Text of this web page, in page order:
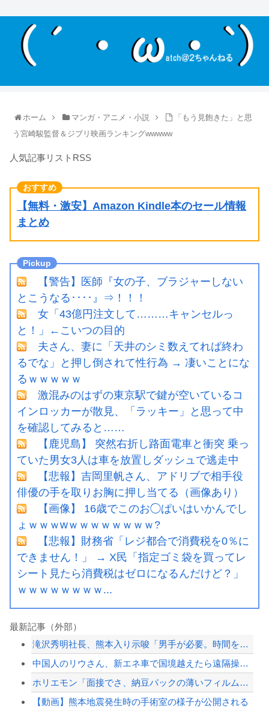
ホーム マンガ・アニメ・小説
「もう見飽きた」と思
う宮崎駿監督＆ジブリ映画ランキングwwwww
人気記事リストRSS
【無料・激安】Amazon Kindle本のセール情報
まとめ
【警告】医師『女の子、ブラジャーしない
とこうなる････』⇒！！！
女「43億円注文して………キャンセルっ
と！」←こいつの目的
夫さん、妻に「天井のシミ数えてれば終わ
るでな」と押し倒されて性行為 → 凄いことにな
るｗｗｗｗｗ
激混みのはずの東京駅で鍵が空いているコ
インロッカーが散見、「ラッキー」と思って中
を確認してみると……
【鹿児島】 突然右折し路面電車と衝突 乗っ
ていた男女3人は車を放置しダッシュで逃走中
【悲報】吉岡里帆さん、アドリブで相手役
俳優の手を取りお胸に押し当てる（画像あり）
【画像】 16歳でこのお◯ぱいはいかんでし
ょｗｗｗwｗｗｗｗｗｗｗｗ?
【悲報】財務省「レジ都合で消費税を0％に
できません！」 → X民「指定ゴミ袋を買ってレ
シート見たら消費税はゼロになるんだけど？」
ｗｗｗｗｗｗｗｗ...
最新記事（外部）
滝沢秀明社長、熊本入り示唆「男手が必要。時間を見つけて行きたい」
中国人のリウさん、新エネ車で国境越えたら遠隔操作で30時間ロックされる！
ホリエモン「面接でさ、納豆パックの薄いフィルムって何のために入っていの？って聞く...
【動画】熊本地震発生時の手術室の様子が公開される